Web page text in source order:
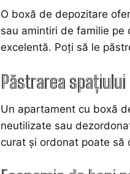
O boxă de depozitare
sau amintiri de familie
excelentă. Poți să le
Păstrarea
Un apartament cu boxă
neutilizate sau
curat și ordonat poate să